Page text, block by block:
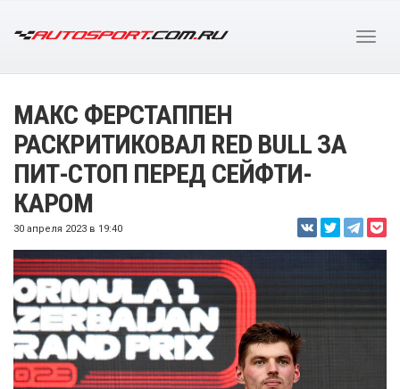
МАКС ФЕРСТАППЕН
РАСКРИТИКОВАЛ RED BULL ЗА
ПИТ-СТОП ПЕРЕД СЕЙФТИ-
КАРОМ
30 апреля 2023 в 19:40